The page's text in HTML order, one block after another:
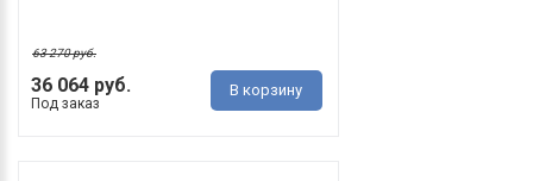
36 064 руб.
63 270 руб.
Под заказ
В корзину